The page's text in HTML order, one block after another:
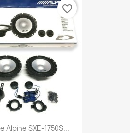
Alpine SXE-1750S...
favorite_border